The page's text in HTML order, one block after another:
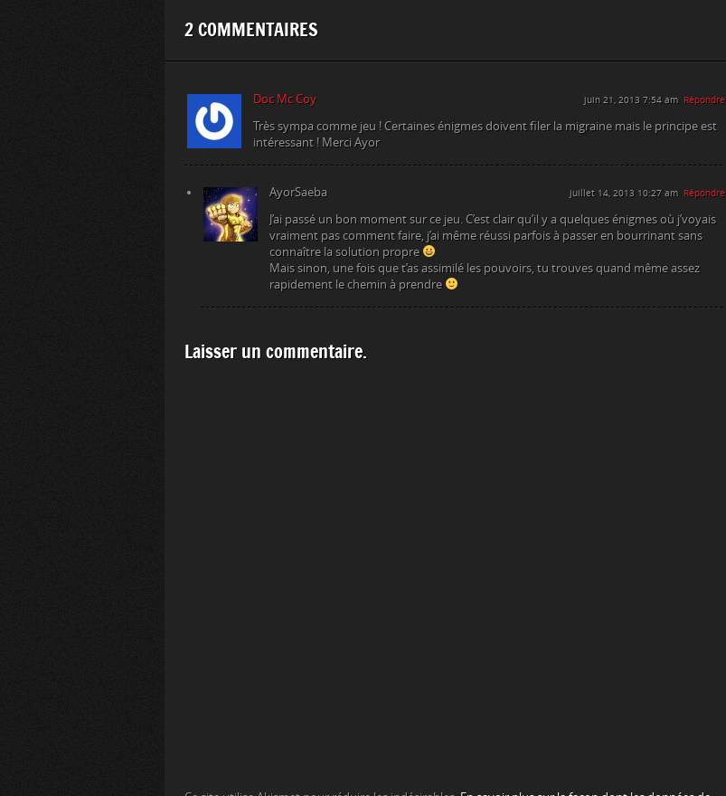
2 COMMENTAIRES
Doc Mc Coy juin 21, 2013 7:54 am Répondre
Très sympa comme jeu ! Certaines énigmes doivent filer la migraine mais le principe est
intéressant ! Merci Ayor
AyorSaeba juillet 14, 2013 10:27 am Répondre
J’ai passé un bon moment sur ce jeu. C’est clair qu’il y a quelques énigmes où j’voyais
vraiment pas comment faire, j’ai même réussi parfois à passer en bourrinant sans
connaître la solution propre
Mais sinon, une fois que t’as assimilé les pouvoirs, tu trouves quand même assez
rapidement le chemin à prendre
Laisser un commentaire.